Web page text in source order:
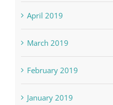
April 2019
March 2019
February 2019
January 2019